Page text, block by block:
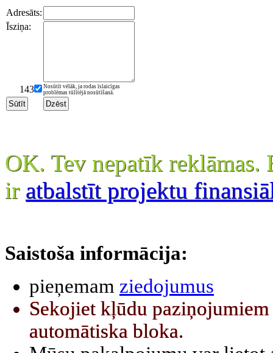
Adresāts:
Īsziņa:
143
Nosūtīt vēlāk, ja rodas īslaicīgas
problēmas tūlītējā nosūtīšanā.
OK. Tev nepatīk reklāmas.
ir atbalstīt projektu
Saistoša informācija:
pieņemam ziedojumus
Sekojiet kļūdu
automātiska bloka.